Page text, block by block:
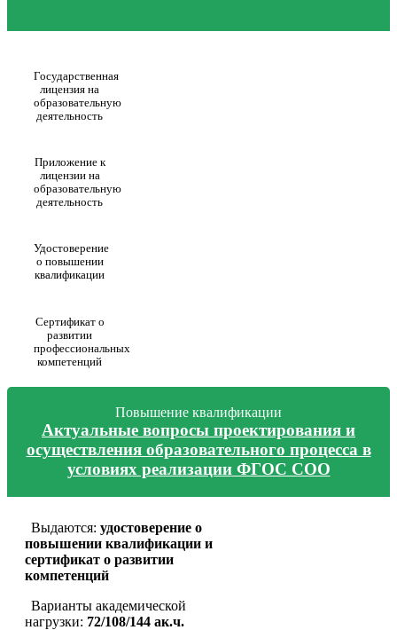
Государственная
лицензия на
образовательную
деятельность
Приложение к
лицензии на
образовательную
деятельность
Удостоверение
о повышении
квалификации
Сертификат о
развитии
профессиональных
компетенций
Повышение квалификации
Актуальные вопросы проектирования и
осуществления образовательного процесса в
условиях реализации ФГОС СОО
Выдаются: удостоверение о
повышении квалификации и
сертификат о развитии
компетенций
Варианты академической
нагрузки: 72/108/144 ак.ч.